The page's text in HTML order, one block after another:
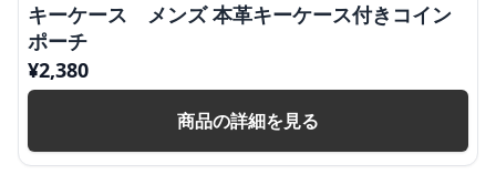
キーケース メンズ 本革キーケース付きコイン
ポーチ
¥2,380
商品の詳細を見る